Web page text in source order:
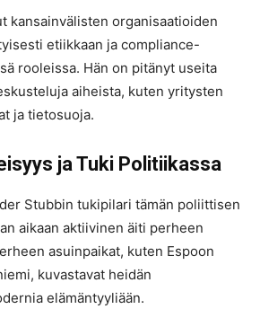
kansainvälisten organisaatioiden
etiikkaan ja compliance-
rooleissa. Hän on pitänyt useita
aiheista, kuten yritysten
ja tietosuoja​.
ja Tuki Politiikassa
Stubbin tukipilari tämän poliittisen
aikaan aktiivinen äiti perheen
asuinpaikat, kuten Espoon
kuvastavat heidän
elämäntyyliään​.